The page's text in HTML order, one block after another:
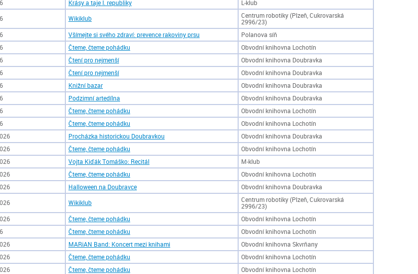
Krásy a taje I. republiky L-klub
Wikiklub
Centrum robotiky (Plzeň, Cukrovarská
2996/23)
Všímejte si svého zdraví: prevence rakoviny prsu
Polanova síň
Čteme, čteme pohádku
Obvodní knihovna Lochotín
Čtení pro nejmenší
Obvodní knihovna Doubravka
Čtení pro nejmenší
Obvodní knihovna Doubravka
Knižní bazar
Obvodní knihovna Doubravka
Podzimní artedílna
Obvodní knihovna Doubravka
Čteme, čteme pohádku
Obvodní knihovna Lochotín
Čteme, čteme pohádku
Obvodní knihovna Lochotín
Procházka historickou Doubravkou
Obvodní knihovna Doubravka
Čteme, čteme pohádku
Obvodní knihovna Lochotín
Vojta Kiďák Tomáško: Recitál
M-klub
Čteme, čteme pohádku
Obvodní knihovna Lochotín
Halloween na Doubravce Obvodní knihovna Doubravka
Wikiklub
Centrum robotiky (Plzeň, Cukrovarská
2996/23)
Čteme, čteme pohádku
Obvodní knihovna Lochotín
Čteme, čteme pohádku
Obvodní knihovna Lochotín
MARiAN Band: Koncert mezi knihami
Obvodní knihovna Skvrňany
Čteme, čteme pohádku
Obvodní knihovna Lochotín
Čteme, čteme pohádku Obvodní knihovna Lochotín